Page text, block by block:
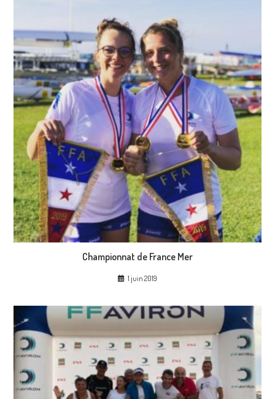
Championnat de France Mer
1 juin 2019